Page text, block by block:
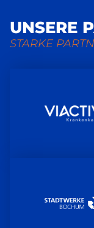
UNSERE
STARKE